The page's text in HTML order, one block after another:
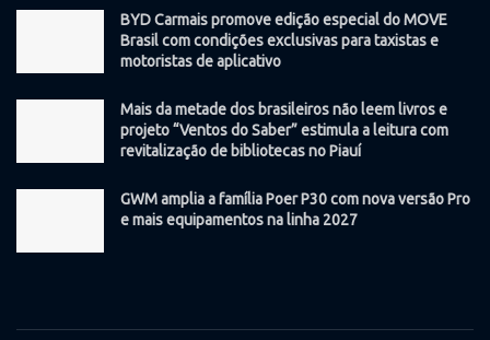
BYD Carmais promove edição especial do MOVE
Brasil com condições exclusivas para taxistas e
motoristas de aplicativo
Mais da metade dos brasileiros não leem livros e
projeto “Ventos do Saber” estimula a leitura com
revitalização de bibliotecas no Piauí
GWM amplia a família Poer P30 com nova versão Pro
e mais equipamentos na linha 2027